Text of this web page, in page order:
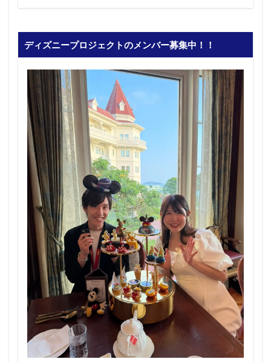
ディズニープロジェクトのメンバー募集中！！